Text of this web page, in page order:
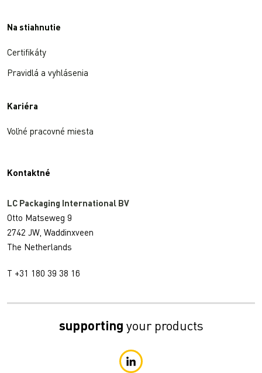
Na stiahnutie
Certifikáty
Pravidlá a vyhlásenia
Kariéra
Voľné pracovné miesta
Kontaktné
LC Packaging International BV
Otto Matseweg 9
2742 JW, Waddinxveen
The Netherlands
T +31 180 39 38 16
supporting your products